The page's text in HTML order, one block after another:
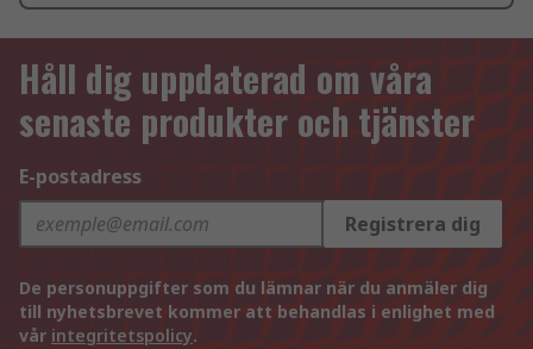
Håll dig uppdaterad om våra
senaste produkter och tjänster
E-postadress
Registrera dig
De personuppgifter som du lämnar när du anmäler dig
till nyhetsbrevet kommer att behandlas i enlighet med
vår integritetspolicy.